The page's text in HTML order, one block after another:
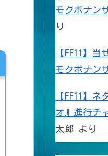
モグボナン
り
【FF11】
モグボナン
【FF11】
オ』進行チ
太郎 より